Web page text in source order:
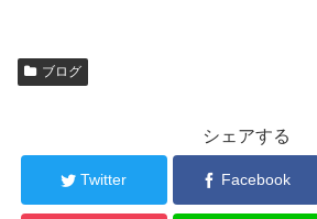
ブログ
シェアする
Twitter Facebook